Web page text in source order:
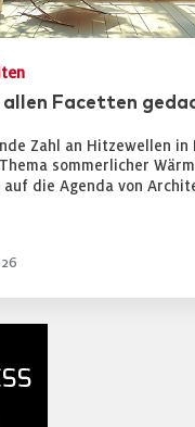
allen Facetten
Zahl an Hitzewellen in
sommerlicher
auf die Agenda von